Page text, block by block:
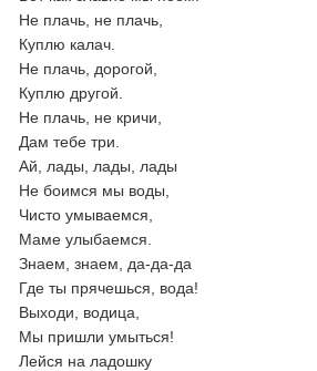
Не плачь, не плачь,
Куплю калач.
Не плачь, дорогой,
Куплю другой.
Не плачь, не кричи,
Дам тебе три.
Ай, лады, лады, лады
Не боимся мы воды,
Чисто умываемся,
Маме улыбаемся.
Знаем, знаем, да-да-да
Где ты прячешься, вода!
Выходи, водица,
Мы пришли умыться!
Лейся на ладошку